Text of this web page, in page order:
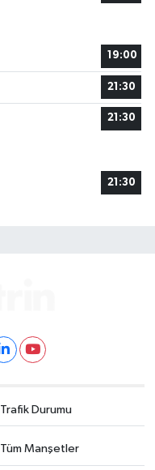
19:00
21:30
21:30
21:30
Trafik Durumu
Tüm Manşetler